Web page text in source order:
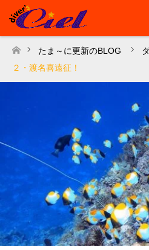
ホーム
たま～に更新のBLOG
２・渡名喜遠征！